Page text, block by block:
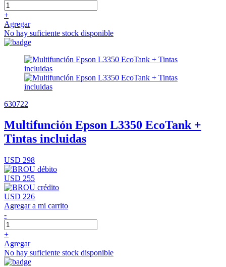
+
Agregar
No hay suficiente stock disponible
630722
Multifunción Epson L3350 EcoTank +
Tintas incluidas
USD 298
USD 255
USD 226
Agregar a mi carrito
-
+
Agregar
No hay suficiente stock disponible